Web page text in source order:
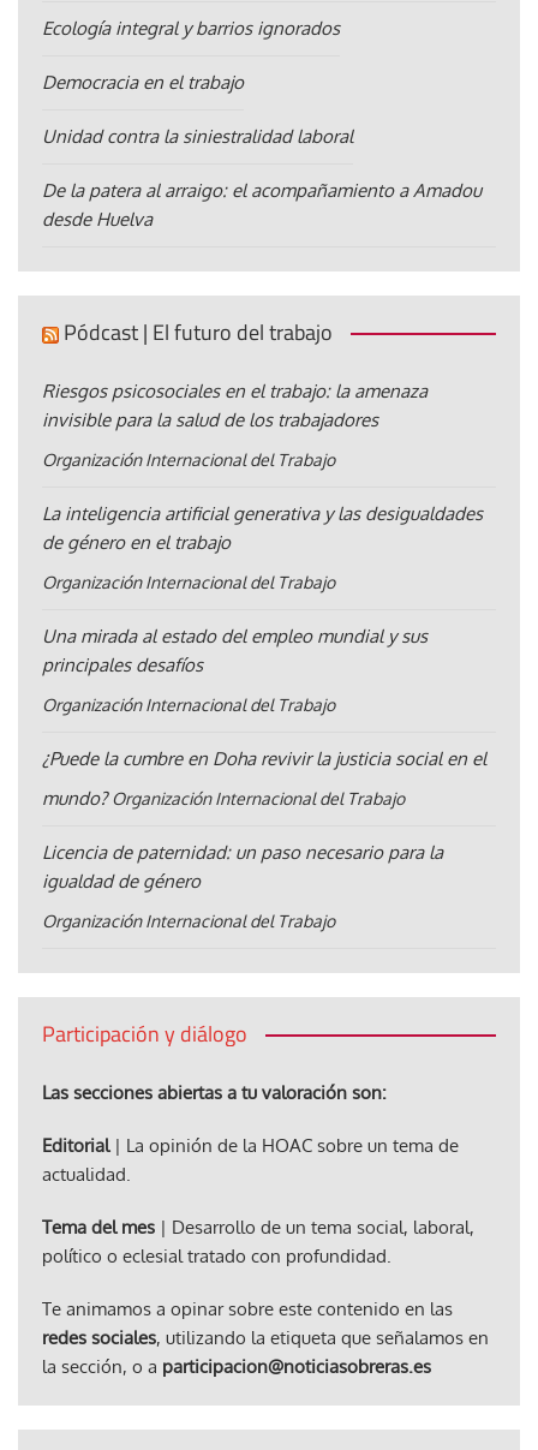
Ecología integral y barrios ignorados
Democracia en el trabajo
Unidad contra la siniestralidad laboral
De la patera al arraigo: el acompañamiento a Amadou
desde Huelva
Pódcast | El futuro del trabajo
Riesgos psicosociales en el trabajo: la amenaza
invisible para la salud de los trabajadores
Organización Internacional del Trabajo
La inteligencia artificial generativa y las desigualdades
de género en el trabajo
Organización Internacional del Trabajo
Una mirada al estado del empleo mundial y sus
principales desafíos
Organización Internacional del Trabajo
¿Puede la cumbre en Doha revivir la justicia social en el
mundo? Organización Internacional del Trabajo
Licencia de paternidad: un paso necesario para la
igualdad de género
Organización Internacional del Trabajo
Participación y diálogo
Las secciones abiertas a tu valoración son:
Editorial| La opinión de la HOAC sobre un tema de
actualidad.
Tema del mes | Desarrollo de un tema social, laboral,
político o eclesial tratado con profundidad.
Te animamos a opinar sobre este contenido en las
redes sociales, utilizando la etiqueta que señalamos en
la sección, o a participacion@noticiasobreras.es